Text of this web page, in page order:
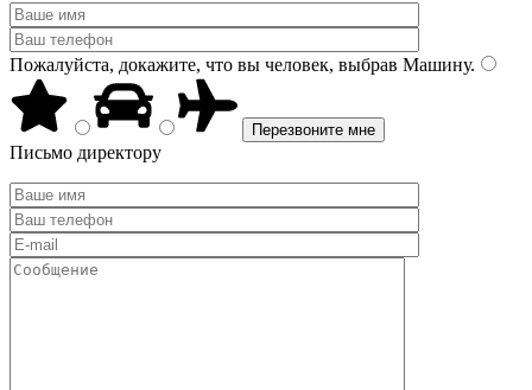
Пожалуйста, докажите, что вы человек, выбрав Машину.
Письмо директору